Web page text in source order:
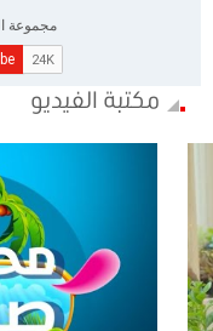
مكتبة الفيديو